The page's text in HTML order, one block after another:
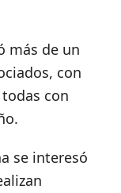
más de un
con
con
se interesó